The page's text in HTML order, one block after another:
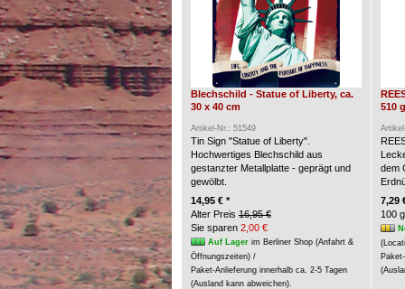
Blechschild - Statue of Liberty, ca.
30 x 40 cm
Artikel-Nr.: 51549
Tin Sign "Statue of Liberty".
Hochwertiges Blechschild aus
gestanzter Metallplatte - geprägt und
gewölbt.
14,95 € *
Alter Preis 16,95 €
Sie sparen 2,00 €
Auf Lagerim Berliner Shop (Anfahrt &
Öffnungszeiten) /
Paket-Anlieferung innerhalb ca. 2-5 Tagen
(Ausland kann abweichen).
510
dem
7,29
100